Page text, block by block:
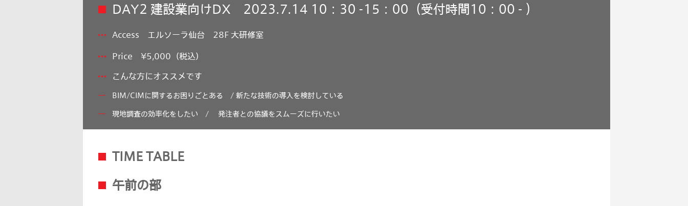
DAY2 建設業向けDX 2023.7.14 10：30 -15：00（受付時間10：00 - ）
Access エルソーラ仙台 28F 大研修室
Price ¥5,000（税込）
こんな方にオススメです
BIM/CIMに関するお困りごとある / 新たな技術の導入を検討している
現地調査の効率化をしたい / 発注者との協議をスムーズに行いたい
TIME TABLE
午前の部